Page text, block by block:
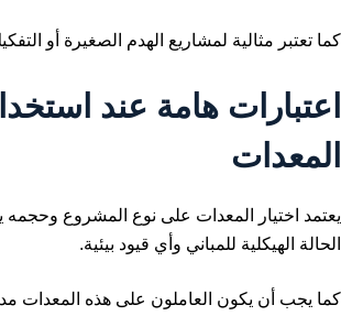
كما تعتبر مثالية لمشاريع الهدم الصغيرة أو
اعتبارات هامة عند
المعدات
يعتمد اختيار المعدات على نوع المشروع وحجمه
الحالة الهيكلية للمباني وأي قيود بيئية.
كما يجب أن يكون العاملون على هذه المعدات